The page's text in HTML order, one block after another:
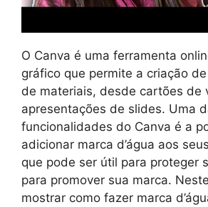
O Canva é uma ferramenta
gráfico que permite a criação
de materiais, desde cartões de
apresentações de slides. Uma
funcionalidades do Canva é a
adicionar marca d’água aos
que pode ser útil para proteger
para promover sua marca.
mostrar como fazer marca